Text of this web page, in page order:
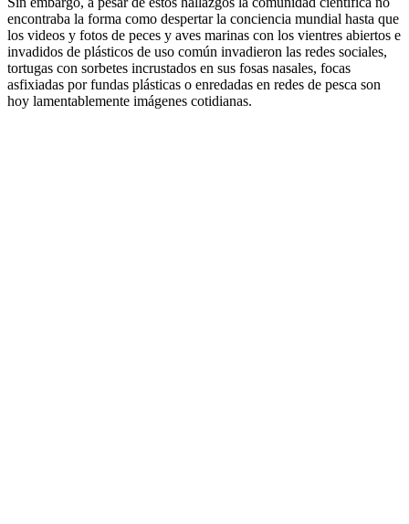
encontraba la forma como despertar la conciencia mundial hasta que
los videos y fotos de peces y aves marinas con los vientres abiertos e
invadidos de plásticos de uso común invadieron las redes sociales,
tortugas con sorbetes incrustados en sus fosas nasales, focas
asfixiadas por fundas plásticas o enredadas en redes de pesca son
hoy lamentablemente imágenes cotidianas.